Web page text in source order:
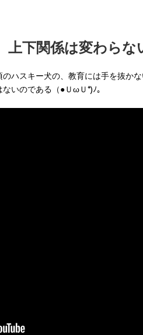
下関係は変わらな
ハスキー犬の、教育には手を抜か
いのである（●ＵωＵ*)ﾉ。